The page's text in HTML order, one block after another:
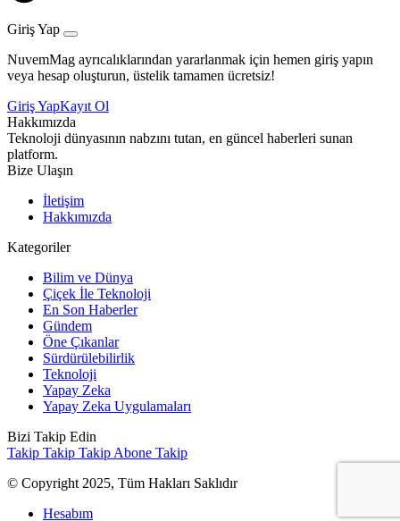
Giriş Yap
NuvemMag ayrıcalıklarından yararlanmak için hemen giriş yapın
veya hesap oluşturun, üstelik tamamen ücretsiz!
Giriş YapKayıt Ol
Hakkımızda
Teknoloji dünyasının nabzını tutan, en güncel haberleri sunan
platform.
Bize Ulaşın
İletişim
Hakkımızda
Kategoriler
Bilim ve Dünya
Çiçek İle Teknoloji
En Son Haberler
Gündem
Öne Çıkanlar
Sürdürülebilirlik
Teknoloji
Yapay Zeka
Yapay Zeka Uygulamaları
Bizi Takip Edin
Takip Takip Takip Abone Takip
© Copyright 2025, Tüm Hakları Saklıdır
Hesabım